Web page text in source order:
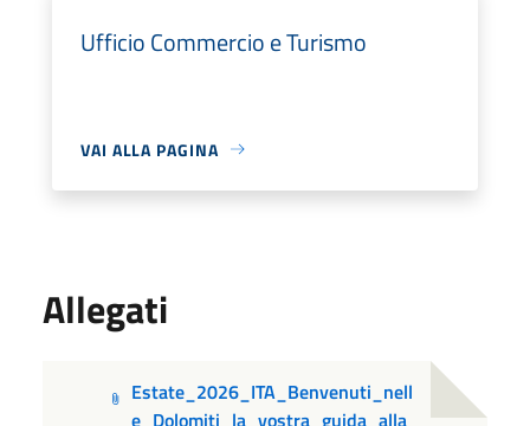
Ufficio Commercio e Turismo
VAI ALLA PAGINA
Allegati
Estate_2026_ITA_Benvenuti_nell
e_Dolomiti_la_vostra_guida_alla_